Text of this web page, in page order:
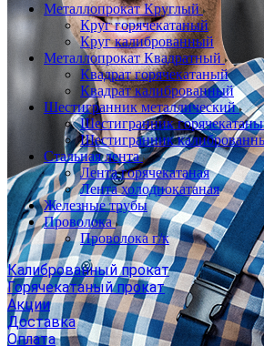
Металлопрокат Круглый
Круг горячекатаный
Круг калиброванный
Металлопрокат Квадратный
Квадрат горячекатаный
Квадрат калиброванный
Шестигранник металлический
Шестигранник
Шестигранник
Стальная лента
Лента горячекатаная
Лента холоднокатаная
Железные трубы
Проволока
Проволока г/к
Калиброванный прокат
Горячекатаный прокат
Акции
Доставка
Оплата